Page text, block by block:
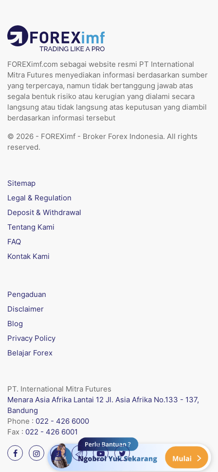
FOREXimf.com sebagai website resmi PT International
Mitra Futures menyediakan informasi berdasarkan sumber
yang terpercaya, namun tidak bertanggung jawab atas
segala bentuk risiko atau kerugian yang dialami secara
langsung atau tidak langsung atas keputusan yang diambil
berdasarkan informasi tersebut
© 2026 - FOREXimf - Broker Forex Indonesia. All rights
reserved.
Sitemap
Legal & Regulation
Deposit & Withdrawal
Tentang Kami
FAQ
Kontak Kami
Pengaduan
Disclaimer
Blog
Privacy Policy
Belajar Forex
PT. International Mitra Futures
Menara Asia Afrika Lantai 12 Jl. Asia Afrika No.133 - 137,
Bandung
Phone : 022 - 426 6000
Fax : 022 - 426 6001